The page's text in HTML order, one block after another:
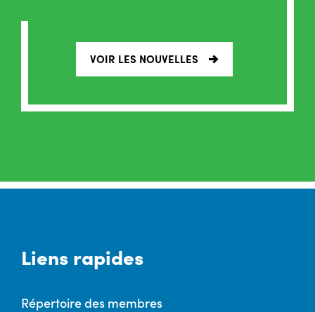
VOIR LES NOUVELLES
Liens rapides
Répertoire des membres